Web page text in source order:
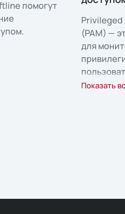
помогут
Privileged
(PAM) —
для
Показать